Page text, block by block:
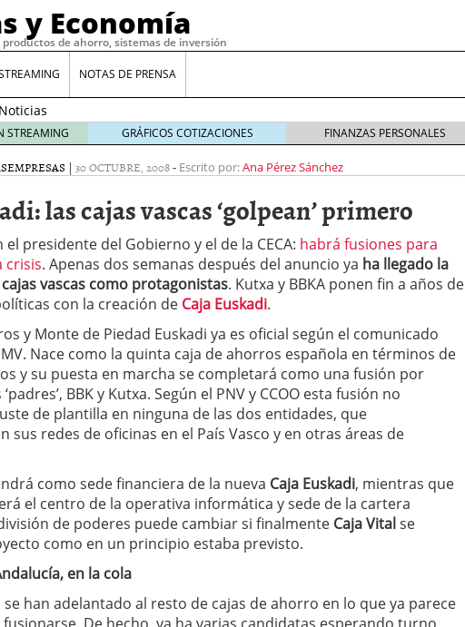
y Economía
productos de ahorro, sistemas de inversión
NOTAS DE PRENSA
Noticias
XRP
qué
llegar
16
de abril
2026
Costes vs Agilidad: ¿Por qué el Préstamo Promotor privado
la rentabilidad?
12 de diciembre de 2025
sin intereses: Cómo aprovechar esta opción para gestionar tus
24 de noviembre de 2025
tu herencia también es una decisión financiera: cómo anticiparte
costes 21 de noviembre de 2025
cuesta un software punto de venta? 3 de octubre de 2025
STREAMING GRÁFICOS COTIZACIONES FINANZAS PERSONALES
EMPRESAS | 30 OCTUBRE, 2008- Escrito por:Ana Pérez Sánchez
las cajas vascas ‘golpean’ primero
presidente del Gobierno y el de la CECA: habrá fusiones para
crisis. Apenas dos semanas después del anuncio ya ha llegado la
vascas como protagonistas. Kutxa y BBKA ponen fin a años de
con la creación de Caja Euskadi.
y Monte de Piedad Euskadi ya es oficial según el comunicado
Nace como la quinta caja de ahorros española en términos de
y su puesta en marcha se completará como una fusión por
BBK y Kutxa. Según el PNV y CCOO esta fusión no
de plantilla en ninguna de las dos entidades, que
sus redes de oficinas en el País Vasco y en otras áreas de
como sede financiera de la nueva Caja Euskadi, mientras que
el centro de la operativa informática y sede de la cartera
de poderes puede cambiar si finalmente Caja Vitalse
como en un principio estaba previsto.
en la cola
se han adelantado al resto de cajas de ahorro en lo que ya parece